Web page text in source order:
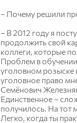
– Почему решили
– В 2012 году я
продолжить свой
коллеги, которые
Проблем в
уголовном розыске
уголовное право
Семёнович
Единственное –
получилось. На тот
Легко, когда ты